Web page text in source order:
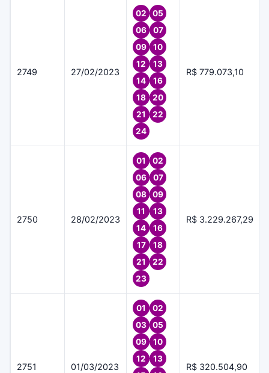
2749 27/02/2023
02
05
06
07
09
10
12
13
14
16
18
20
21
22
24
R$ 779.073,10
2750 28/02/2023
01
02
06
07
08
09
11
13
14
16
17
18
21
22
23
R$ 3.229.267,29
2751 01/03/2023
01
02
03
05
09
10
12
13
R$ 320.504,90